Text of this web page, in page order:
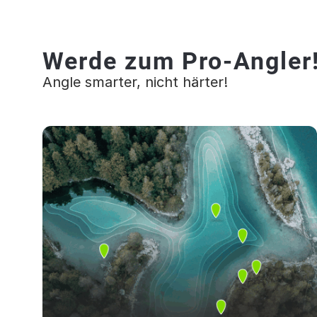
Werde zum Pro-
Angle smarter, nicht härter!